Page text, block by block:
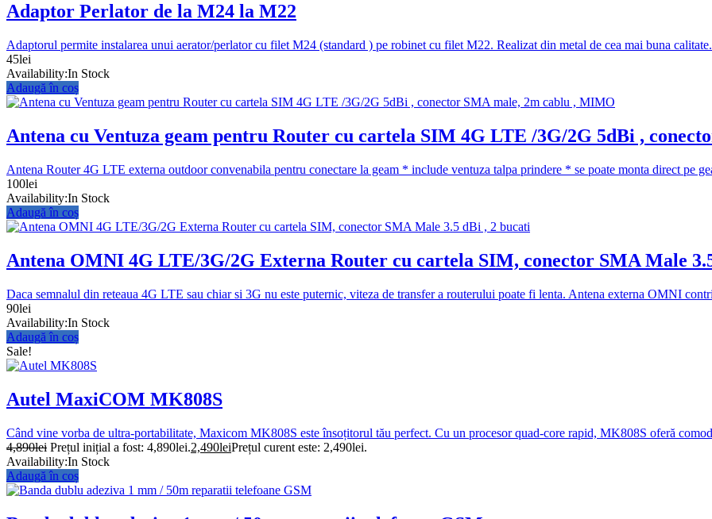
Adaptor Perlator de la M24 la M22
Adaptorul permite instalarea unui aerator/perlator cu filet M24 (standard ) pe robinet cu filet M22. Realizat din metal de cea mai buna calitate.
45lei
Availability:In Stock
Adaugă în coș
Antena cu Ventuza geam pentru Router cu cartela SIM 4G LTE /3G/2G 5dBi ,
Antena Router 4G LTE externa outdoor convenabila pentru conectare la geam * include ventuza talpa prindere * se poate monta direct pe
100lei
Availability:In Stock
Adaugă în coș
Antena OMNI 4G LTE/3G/2G Externa Router cu cartela SIM, conector SMA Male
Daca semnalul din reteaua 4G LTE sau chiar si 3G nu este puternic, viteza de transfer a routerului poate fi lenta. Antena externa OMNI
90lei
Availability:In Stock
Adaugă în coș
Sale!
Autel MaxiCOM MK808S
Când vine vorba de ultra-portabilitate, Maxicom MK808S este însoțitorul tău perfect. Cu un procesor quad-core rapid, MK808S oferă
4,890lei Prețul inițial a fost: 4,890lei.2,490leiPrețul curent este: 2,490lei.
Availability:In Stock
Adaugă în coș